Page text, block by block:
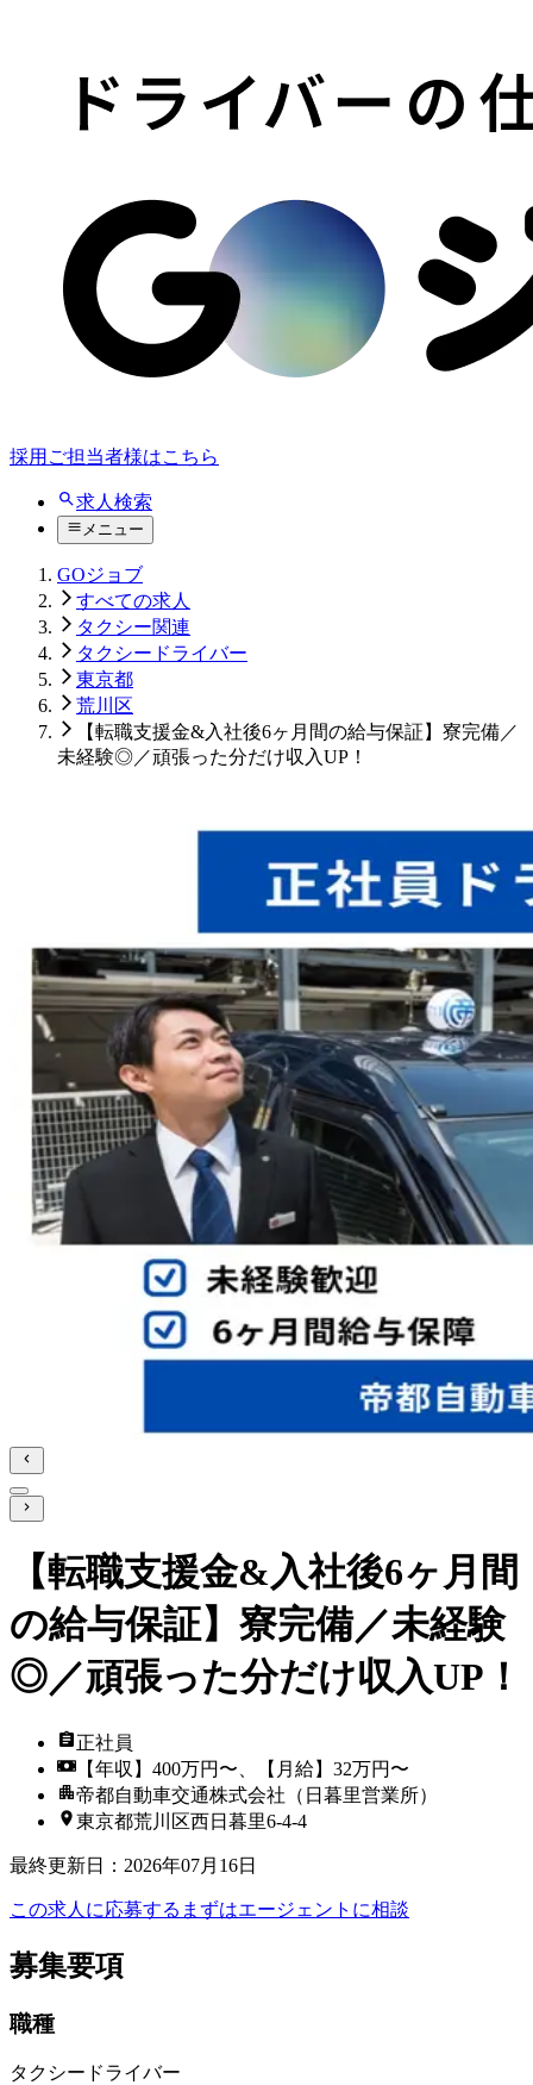
採用ご担当者様はこちら
求人検索
メニュー
GOジョブ
すべての求人
タクシー関連
タクシードライバー
東京都
荒川区
【転職支援金&入社後6ヶ月間の給与保証】寮完備／
未経験◎／頑張った分だけ収入UP！
【転職支援金&入社後6ヶ月間
の給与保証】寮完備／未経験
◎／頑張った分だけ収入UP！
正社員
【年収】400万円〜、【月給】32万円〜
帝都自動車交通株式会社（日暮里営業所）
東京都荒川区西日暮里6-4-4
最終更新日 ： 2026年07月16日
この求人に応募する まずはエージェントに相談
募集要項
職種
タクシードライバー